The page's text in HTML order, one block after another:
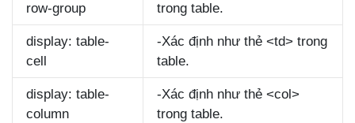
row-group
trong table.
display: table-
cell
-Xác định như thẻ <td> trong
table.
display: table-
column
-Xác định như thẻ <col>
trong table.